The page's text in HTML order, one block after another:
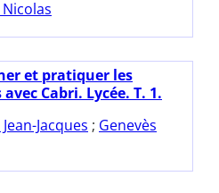
et pratiquer les
Cabri. Lycée. T. 1.
Jacques ; Genevès